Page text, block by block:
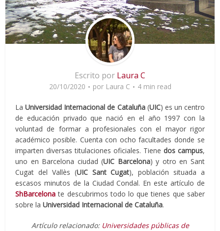
Escrito por Laura C
20/10/2020 por Laura C 4 min read
LaUniversidad Internacional de Cataluña(UIC) es un centro
de educación privado que nació en el año 1997 con la
voluntad de formar a profesionales con el mayor rigor
académico posible. Cuenta con ocho facultades donde se
imparten diversas titulaciones oficiales. Tiene dos campus,
uno en Barcelona ciudad (UIC Barcelona) y otro en Sant
Cugat del Vallès (UIC Sant Cugat), población situada a
escasos minutos de la Ciudad Condal. En este artículo de
ShBarcelona te descubrimos todo lo que tienes que saber
sobre laUniversidad Internacional de Cataluña.
Artículo relacionado: Universidades públicas de